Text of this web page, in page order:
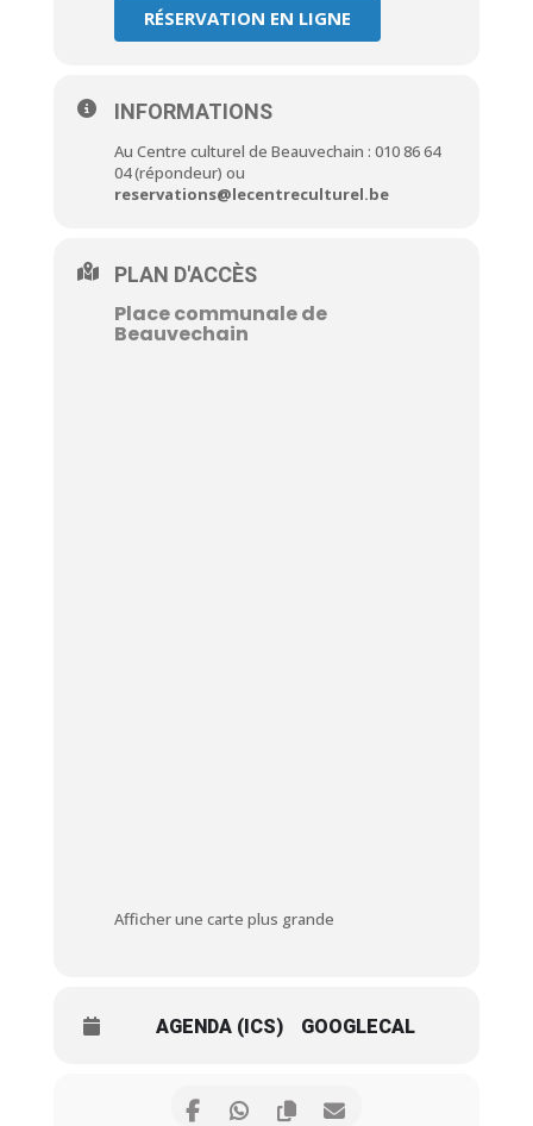
RÉSERVATION EN LIGNE
INFORMATIONS
Au Centre culturel de Beauvechain : 010 86 64
04 (répondeur) ou
reservations@lecentreculturel.be
PLAN D'ACCÈS
Place communale de
Beauvechain
Afficher une carte plus grande
AGENDA (ICS) GOOGLECAL